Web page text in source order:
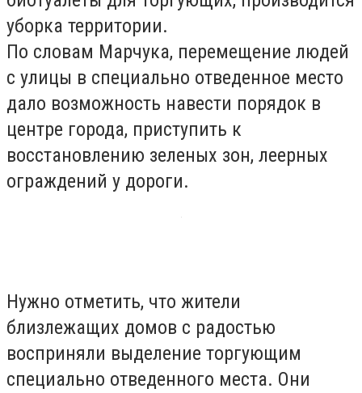
уборка территории.
По словам Марчука, перемещение людей
с улицы в специально отведенное место
дало возможность навести порядок в
центре города, приступить к
восстановлению зеленых зон, леерных
ограждений у дороги.
Нужно отметить, что жители
близлежащих домов с радостью
восприняли выделение торгующим
специально отведенного места. Они